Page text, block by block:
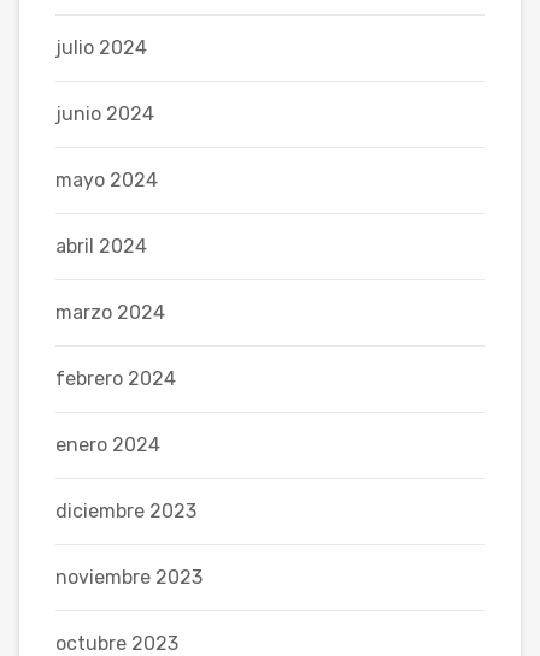
julio 2024
junio 2024
mayo 2024
abril 2024
marzo 2024
febrero 2024
enero 2024
diciembre 2023
noviembre 2023
octubre 2023